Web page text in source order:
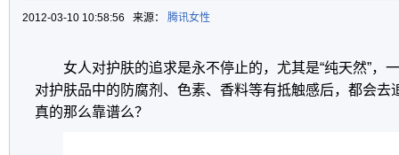
2012-03-10 10:58:56 来源： 腾讯女性
女人对护肤的追求是永不停止的，尤其是“纯天然”，
对护肤品中的防腐剂、色素、香料等有抵触感后，都会去
真的那么靠谱么？